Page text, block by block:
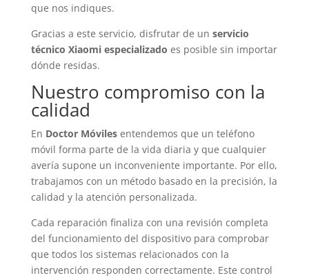
que nos indiques.
Gracias a este servicio, disfrutar de un servicio
técnico Xiaomi especializado es posible sin importar
dónde residas.
Nuestro compromiso con la
calidad
En Doctor Móvilesentendemos que un teléfono
móvil forma parte de la vida diaria y que cualquier
avería supone un inconveniente importante. Por ello,
trabajamos con un método basado en la precisión, la
calidad y la atención personalizada.
Cada reparación finaliza con una revisión completa
del funcionamiento del dispositivo para comprobar
que todos los sistemas relacionados con la
intervención responden correctamente. Este control